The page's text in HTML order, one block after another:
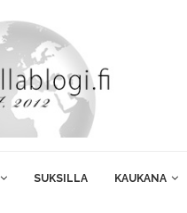
SUKSILLA KAUKANA